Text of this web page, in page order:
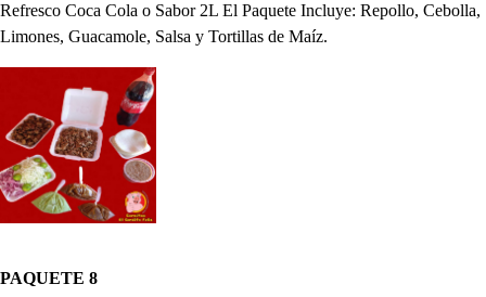
Refresco Coca Cola o Sabor 2L El Paquete Incluye: Repollo, Cebolla,
Limones, Guacamole, Salsa y Tortillas de Maíz.
PAQUETE 8